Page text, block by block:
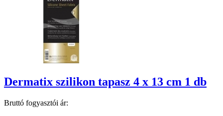
Dermatix szilikon tapasz 4 x 13 cm 1 db
Bruttó fogyasztói ár: